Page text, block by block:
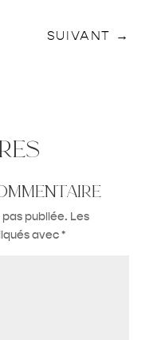
SUIVANT →
publiée. Les
avec*